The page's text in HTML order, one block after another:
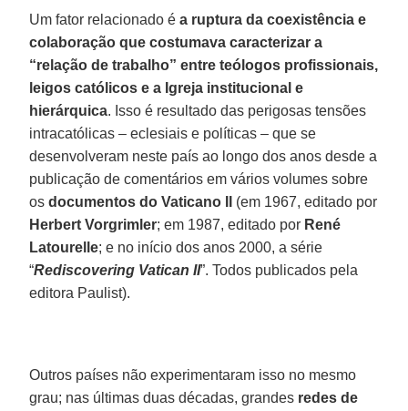
Um fator relacionado éa ruptura da coexistência e
colaboração que costumava caracterizar a
“relação de trabalho” entre teólogos profissionais,
leigos católicos e a Igreja institucional e
hierárquica. Isso é resultado das perigosas tensões
intracatólicas – eclesiais e políticas – que se
desenvolveram neste país ao longo dos anos desde a
publicação de comentários em vários volumes sobre
osdocumentos do Vaticano II
(em 1967, editado por
Herbert Vorgrimler; em 1987, editado por René
Latourelle; e no início dos anos 2000, a série
“Rediscovering Vatican II”. Todos publicados pela
editora Paulist).
Outros países não experimentaram isso no mesmo
grau; nas últimas duas décadas, grandes redes de